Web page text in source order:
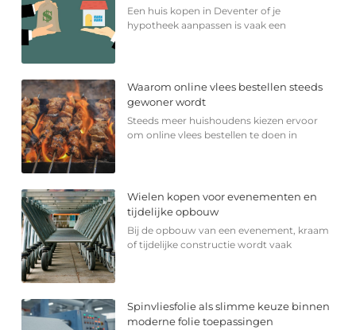
Een huis kopen in Deventer of je
hypotheek aanpassen is vaak een
Waarom online vlees bestellen steeds
gewoner wordt
Steeds meer huishoudens kiezen ervoor
om online vlees bestellen te doen in
Wielen kopen voor evenementen en
tijdelijke opbouw
Bij de opbouw van een evenement, kraam
of tijdelijke constructie wordt vaak
Spinvliesfolie als slimme keuze binnen
moderne folie toepassingen